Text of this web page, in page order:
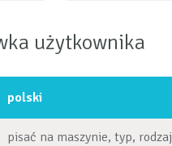
użytkownika
polski
pisać na maszynie, typ, rodzaj